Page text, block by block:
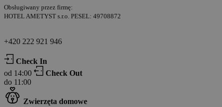
Obsługiwany przez firmę:
HOTEL AMETYST s.r.o. PESEL: 49708872
+420 222 921 946
Check In
od 14:00
Check Out
do 11:00
Zwierzęta domowe